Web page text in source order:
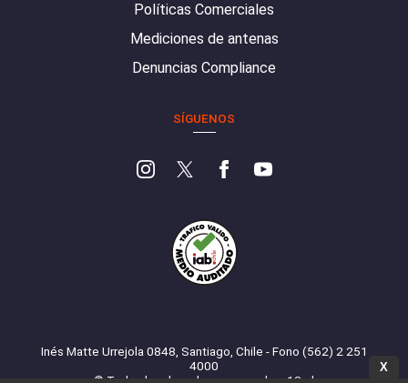
Políticas Comerciales
Mediciones de antenas
Denuncias Compliance
SÍGUENOS
Inés Matte Urrejola 0848, Santiago, Chile - Fono (562) 2 251
4000
X